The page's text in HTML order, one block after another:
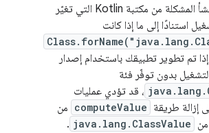
ProGuard. تنشأ المشكلة من مكتبة Kotlin التي تغيّر
استنادًا إلى ما إذا كانت
تم تطوير تطبيقك باستخدام إصدار
بدون توفّر فئة
، قد تؤدي عمليات
إزالة طريقة computeValue من
java.lang.ClassValue
.